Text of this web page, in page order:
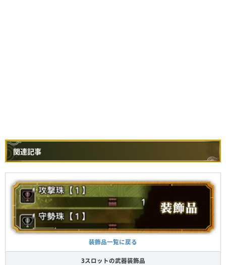
関連記事
装飾品一覧に戻る
3スロットの武器装飾品